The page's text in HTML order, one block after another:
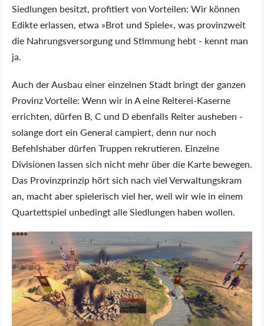
Siedlungen besitzt, profitiert von Vorteilen: Wir können
Edikte erlassen, etwa »Brot und Spiele«, was provinzweit
die Nahrungsversorgung und Stimmung hebt - kennt man
ja.
Auch der Ausbau einer einzelnen Stadt bringt der ganzen
Provinz Vorteile: Wenn wir in A eine Reiterei-Kaserne
errichten, dürfen B, C und D ebenfalls Reiter ausheben -
solange dort ein General campiert, denn nur noch
Befehlshaber dürfen Truppen rekrutieren. Einzelne
Divisionen lassen sich nicht mehr über die Karte bewegen.
Das Provinzprinzip hört sich nach viel Verwaltungskram
an, macht aber spielerisch viel her, weil wir wie in einem
Quartettspiel unbedingt alle Siedlungen haben wollen.